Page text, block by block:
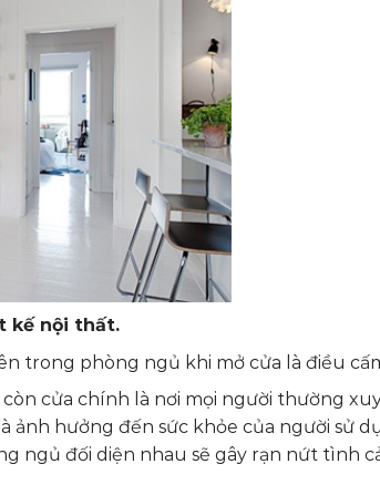
kế nội thất.
trong phòng ngủ khi mở cửa là điều
cửa chính là nơi mọi người thường
ảnh hưởng đến sức khỏe của người sử
ngủ đối diện nhau sẽ gây rạn nứt tình